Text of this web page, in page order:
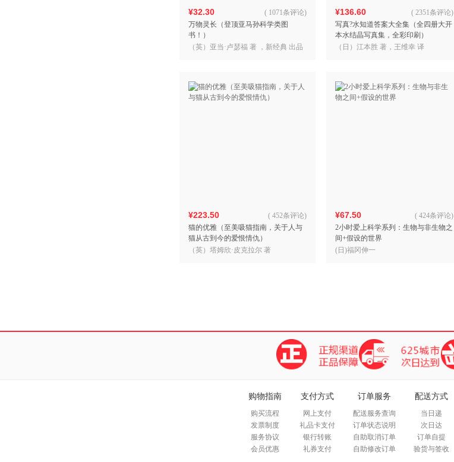
¥32.30
万物灵长（登顶亚马孙科学类图
书！）
( 1071条评论)
（英）亚当·卢瑟福 著 ，新经典 出品
¥136.60
写真?水知道答案大全集（全四册大开
本水结晶写真集，全彩印刷）
( 2351条评论)
（日）江本胜 著，王维幸 译
¥223.50
猫的优雅（至美吸猫指南，关于人与
猫从古到今的爱恨情仇）
( 452条评论)
（英）塔姆欣·皮克拉尔 著
¥67.50
2小时爱上科学系列：生物与非生物之
间+假设的世界
( 424条评论)
(日)福冈伸一
购物指南
购买流程
发票制度
服务协议
会员优惠
支付方式
网上支付
礼品卡支付
银行转账
礼券支付
订单服务
配送服务查询
订单状态说明
自助取消订单
自助修改订单
配送方式
当日递
次日达
订单自提
验货与签收